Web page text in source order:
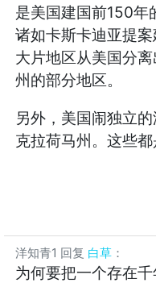
是美国建国前150年
诸如卡斯卡迪亚提
大片地区从美国分
州的部分地区。
另外，美国闹独立
克拉荷马州。这些都
洋知青1 回复 白草 ：
为何要把一个存在